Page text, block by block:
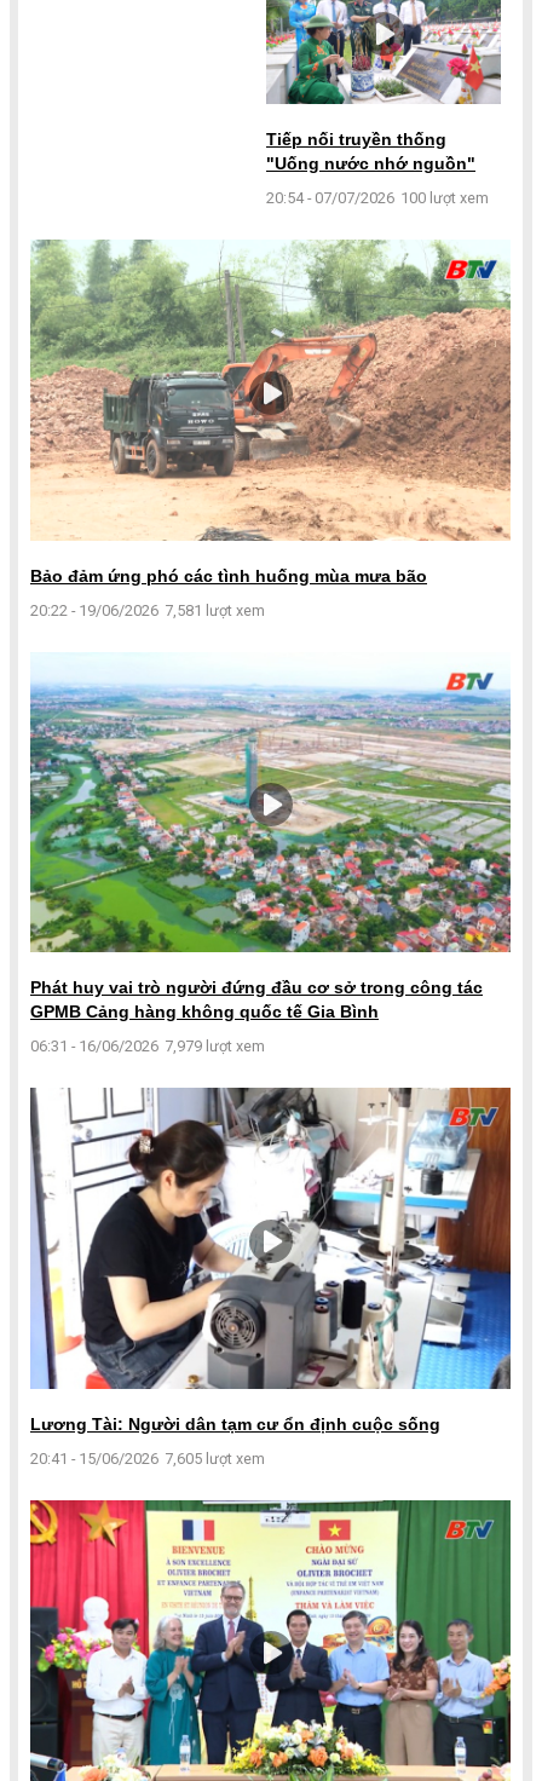
Tiếp nối truyền thống
"Uống nước nhớ nguồn"
20:54 - 07/07/2026 100 lượt xem
Bảo đảm ứng phó các tình huống mùa mưa bão
20:22 - 19/06/2026 7,581 lượt xem
Phát huy vai trò người đứng đầu cơ sở trong công tác
GPMB Cảng hàng không quốc tế Gia Bình
06:31 - 16/06/2026 7,979 lượt xem
Lương Tài: Người dân tạm cư ổn định cuộc sống
20:41 - 15/06/2026 7,605 lượt xem